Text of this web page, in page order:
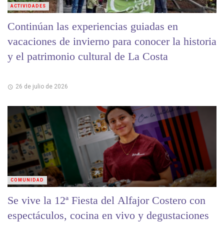
Continúan las experiencias guiadas en
vacaciones de invierno para conocer la historia
y el patrimonio cultural de La Costa
26 de julio de 2026
ACTIVIDADES
Se vive la 12ª Fiesta del Alfajor Costero con
espectáculos, cocina en vivo y degustaciones
COMUNIDAD